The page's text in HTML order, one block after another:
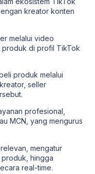
kreator konten
melalui video
produk di profil TikTok
produk melalui
seller
profesional,
MCN, yang mengurus
mengatur
produk, hingga
real-time.